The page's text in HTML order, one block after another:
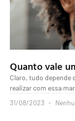
Quanto vale
Claro, tudo depende
realizar com essa
31/08/2023